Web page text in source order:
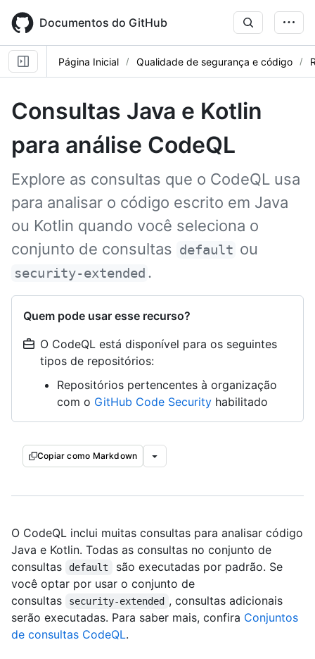
main
content
Documentos do GitHub
Página Inicial Qualidade de segurança e código
Consultas Java e Kotlin
para análise CodeQL
Explore as consultas que o CodeQL usa
para analisar o código escrito em Java
ou Kotlin quando você seleciona o
conjunto de consultas default ou
security-extended .
Quem pode usar esse recurso?
O CodeQL está disponível para os seguintes
tipos de repositórios:
Repositórios pertencentes à organização
com o GitHub Code Security habilitado
Copiar como Markdown
O CodeQL inclui muitas consultas para analisar código
Java e Kotlin. Todas as consultas no conjunto de
consultas
default
são executadas por padrão. Se
você optar por usar o conjunto de
consultas
security-extended , consultas adicionais
serão executadas. Para saber mais, confira Conjuntos
de consultas CodeQL.